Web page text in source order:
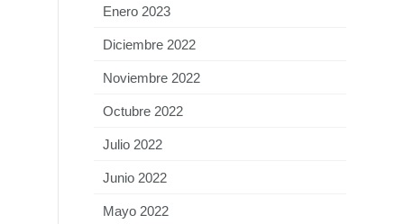
Enero 2023
Diciembre 2022
Noviembre 2022
Octubre 2022
Julio 2022
Junio 2022
Mayo 2022